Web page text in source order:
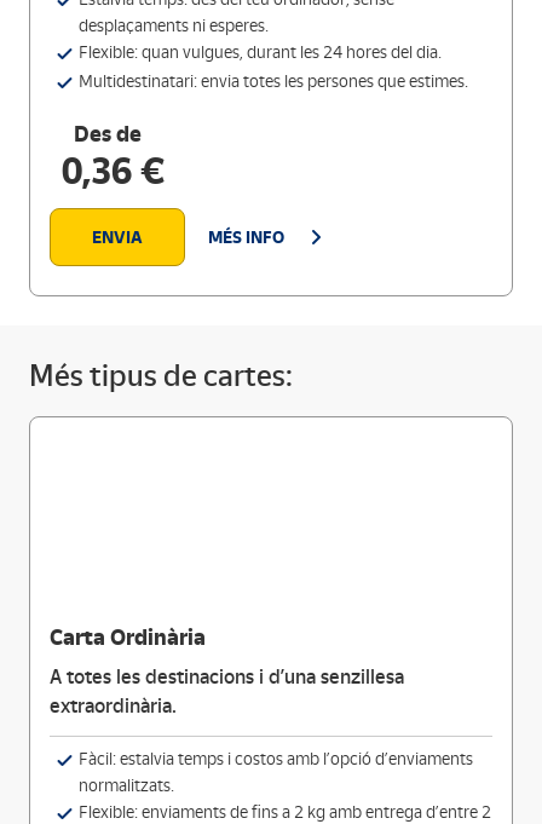
desplaçaments ni esperes.
Flexible: quan vulgues, durant les 24 hores del dia.
Multidestinatari: envia totes les persones que estimes.
Des de
0,36 €
ENVIA MÉS INFO
Més tipus de cartes:
Carta Ordinària
A totes les destinacions i d’una senzillesa
extraordinària.
Fàcil: estalvia temps i costos amb l’opció d’enviaments
normalitzats.
Flexible: enviaments de fins a 2 kg amb entrega d’entre 2